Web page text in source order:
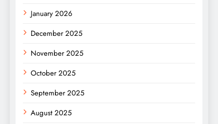
January 2026
December 2025
November 2025
October 2025
September 2025
August 2025